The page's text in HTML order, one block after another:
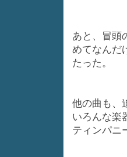
あと、冒頭
めてなんだ
たった。
他の曲も、
いろんな楽
ティンパニ